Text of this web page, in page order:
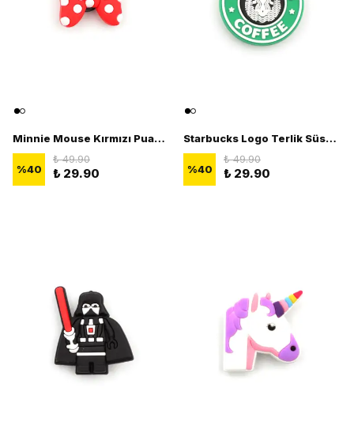
Minnie Mouse Kırmızı Puantiyeli Fiyonk Terlik Süsü - 3D Terlik Süsü Figürü
%40
₺ 49.90
₺ 29.90
Starbucks Logo Terlik Süsü - 3D Terlik Süsü Figürü
%40
₺ 49.90
₺ 29.90